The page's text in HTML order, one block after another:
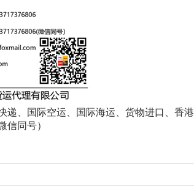
递、国际空运、国际海运、货物进口、香港
信同号）